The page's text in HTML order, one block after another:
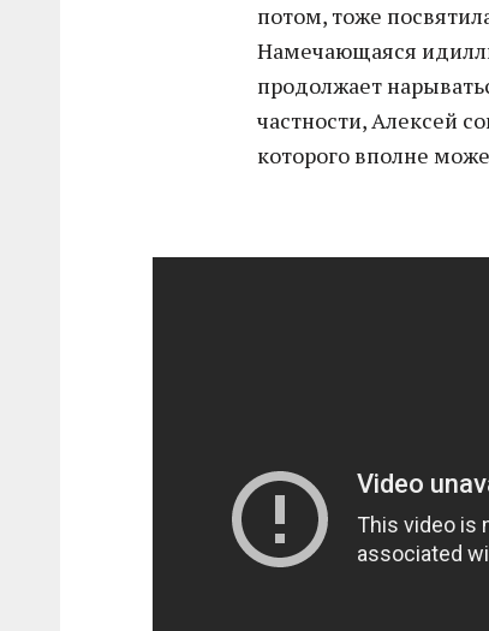
потом, тоже
Намечающаяся
продолжает
частности, Алексей
которого вполне